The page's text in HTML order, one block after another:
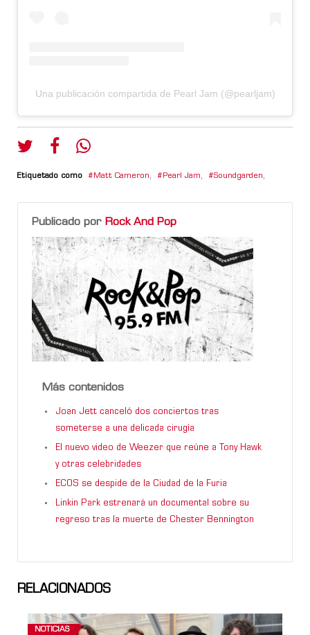
Una publicación compartida de Pearl Jam (@pearljam)
Etiquetado como Matt Cameron, Pearl Jam, Soundgarden,
Publicado por Rock And Pop
Más contenidos
Joan Jett canceló dos conciertos tras
someterse a una delicada cirugía
El nuevo video de Weezer que reúne a Tony Hawk
y otras celebridades
ECOS se despide de la Ciudad de la Furia
Linkin Park estrenará un documental sobre su
regreso tras la muerte de Chester Bennington
RELACIONADOS
NOTICIAS